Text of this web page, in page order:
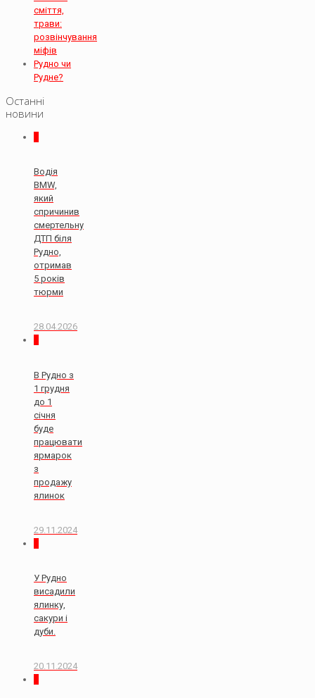
сміття,
трави:
розвінчування
міфів
Рудно чи
Рудне?
Останні
новини
Водія
BMW,
який
спричинив
смертельну
ДТП біля
Рудно,
отримав
5 років
тюрми
28.04.2026
В Рудно з
1 грудня
до 1
січня
буде
працювати
ярмарок
з
продажу
ялинок
29.11.2024
У Рудно
висадили
ялинку,
сакури і
дуби.
20.11.2024